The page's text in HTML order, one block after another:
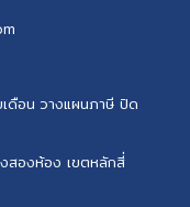
ดือน วางแผนภาษี ปิด
สองห้อง เขตหลักสี่